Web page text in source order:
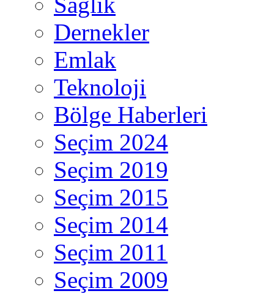
Dernekler
Emlak
Teknoloji
Bölge Haberleri
Seçim 2024
Seçim 2019
Seçim 2015
Seçim 2014
Seçim 2011
Seçim 2009